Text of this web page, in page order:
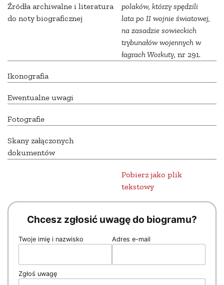
Źródła archiwalne i literatura
do noty biograficznej
polaków, którzy spędzili
lata po II wojnie światowej,
na zasadzie sowieckich
trybunałów wojennych w
łagrach Workuty, nr 291.
Ikonografia
Ewentualne uwagi
Fotografie
Skany załączonych
dokumentów
Pobierz jako plik
tekstowy
Chcesz zgłosić uwagę do biogramu?
Twoje imię i nazwisko Adres e-mail
Zgłoś uwagę